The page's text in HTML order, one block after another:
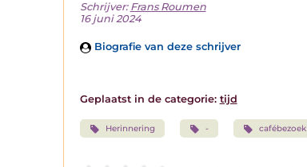
Schrijver: Frans Roumen
16 juni 2024
Biografie van deze schrijver
Geplaatst in de categorie: tijd
Herinnering - cafébezoek